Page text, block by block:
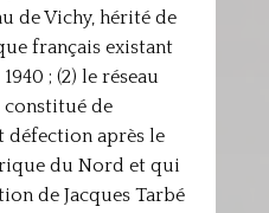
de Vichy, hérité de
français existant
; (2) le réseau
de
défection après le
du Nord et qui
de Jacques Tarbé